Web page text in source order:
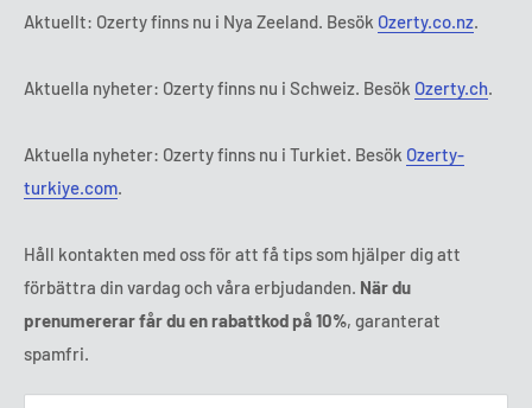
Abonnemangets villkor och bestämmelser
FAQ
Ozerty håller dig säker
Onsdag:
9:00 - 18:00
Fredag:
9:00 - 18:00
Tl: 010 884 87 30
E-post:
Aktuellt: Ozerty finns nu i Nya Zeeland. Besök Ozerty.co.nz.
Aktuella nyheter: Ozerty finns nu i Schweiz. Besök Ozerty.ch.
Aktuella nyheter: Ozerty finns nu i Turkiet. Besök Ozerty-
turkiye.com.
Håll kontakten med oss för att få tips som hjälper dig att
förbättra din vardag och våra erbjudanden. När du
prenumererar får du en rabattkod på 10%, garanterat
spamfri.